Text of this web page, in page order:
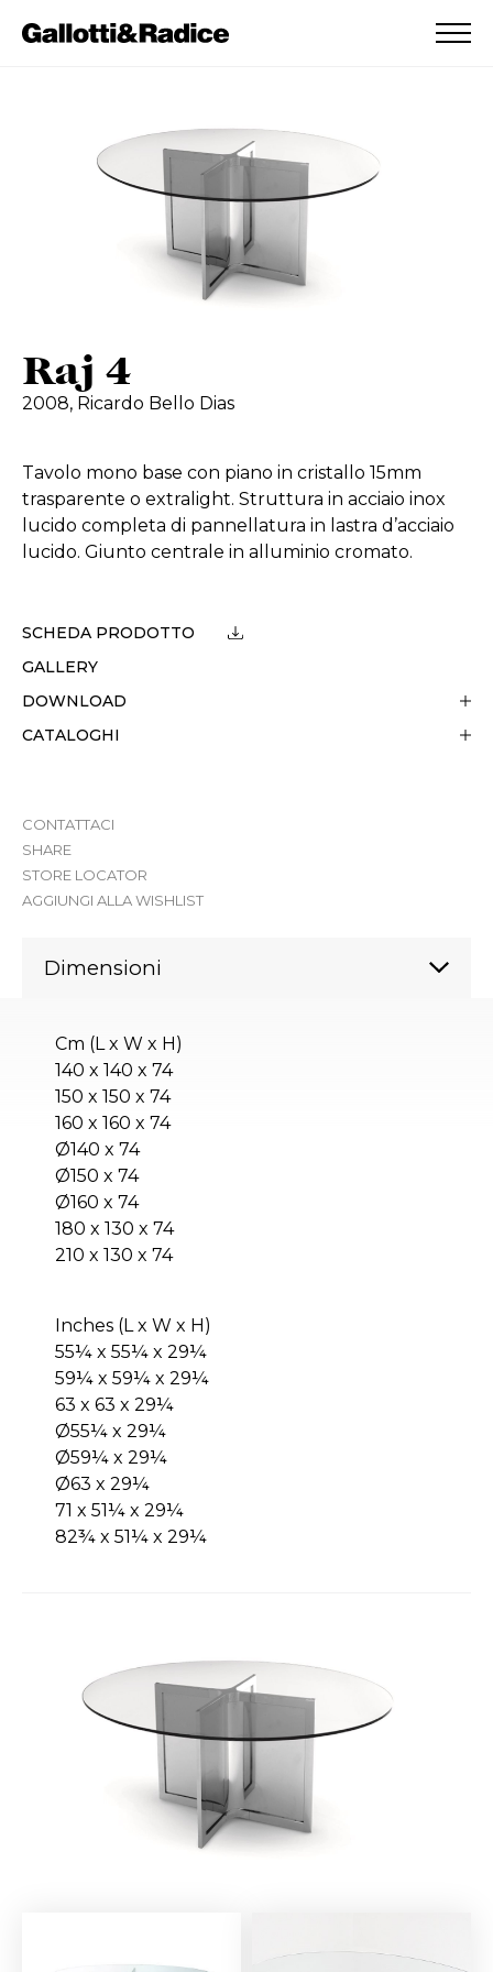
AGGIUNTO ALLA WISHLIST
Raj 4
2008, Ricardo Bello Dias
Tavolo mono base con piano in cristallo 15mm
trasparente o extralight. Struttura in acciaio inox
lucido completa di pannellatura in lastra d’acciaio
lucido. Giunto centrale in alluminio cromato.
SCHEDA PRODOTTO
GALLERY
DOWNLOAD
CATALOGHI
CONTATTACI
SHARE
STORE LOCATOR
AGGIUNGI ALLA WISHLIST
Dimensioni
Cm (L x W x H)
140 x 140 x 74
150 x 150 x 74
160 x 160 x 74
Ø140 x 74
Ø150 x 74
Ø160 x 74
180 x 130 x 74
210 x 130 x 74
Inches (L x W x H)
55¼ x 55¼ x 29¼
59¼ x 59¼ x 29¼
63 x 63 x 29¼
Ø55¼ x 29¼
Ø59¼ x 29¼
Ø63 x 29¼
71 x 51¼ x 29¼
82¾ x 51¼ x 29¼